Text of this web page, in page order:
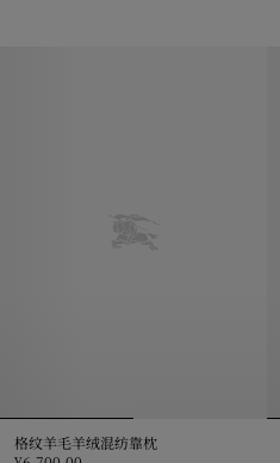
格纹羊毛羊绒混纺靠枕